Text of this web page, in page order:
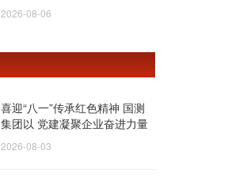
2026-08-06
喜迎“八一”传承红色精神 国测
集团以 党建凝聚企业奋进力量
2026-08-03